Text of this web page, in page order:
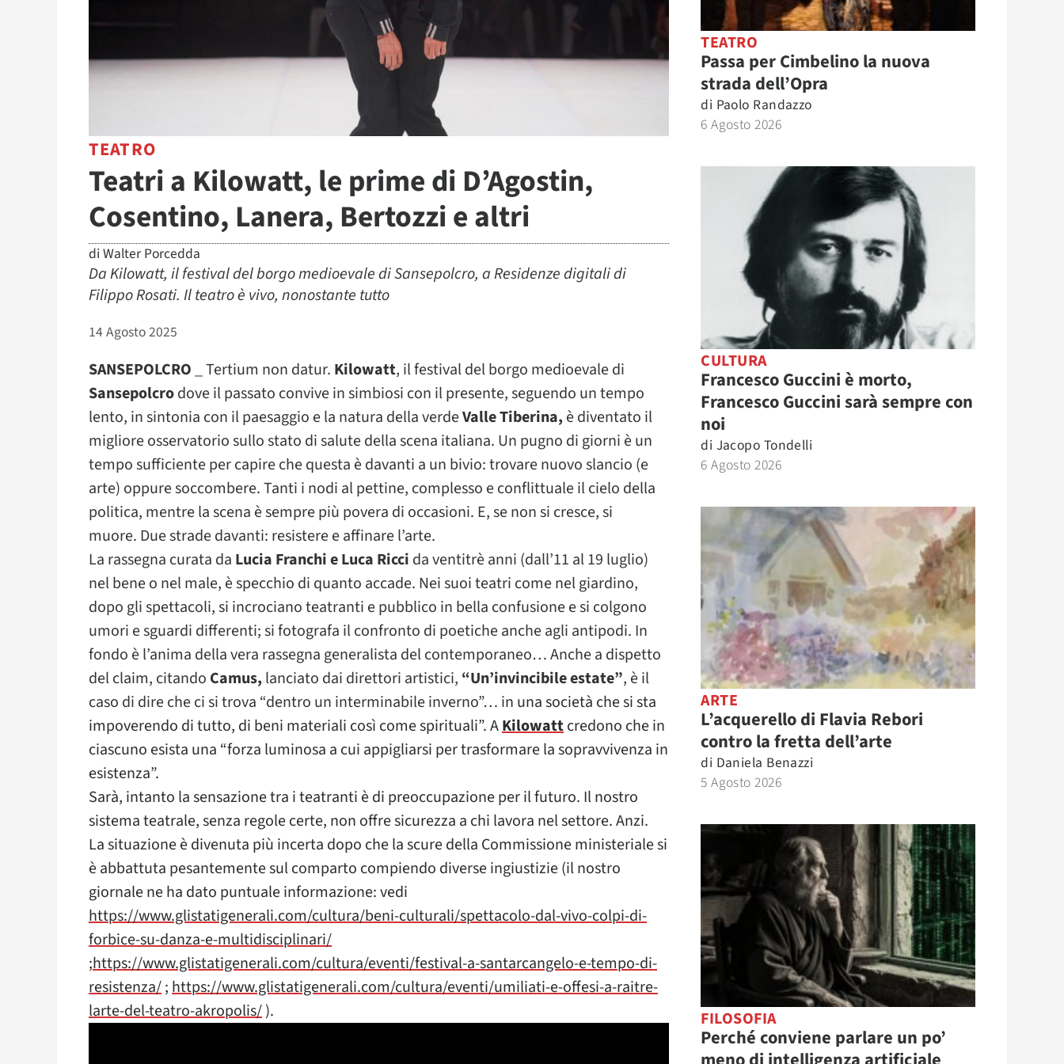
TEATRO
Teatri a Kilowatt, le prime di D’Agostin,
Cosentino, Lanera, Bertozzi e altri
di Walter Porcedda
Da Kilowatt, il festival del borgo medioevale di Sansepolcro, a Residenze digitali di
Filippo Rosati. Il teatro è vivo, nonostante tutto
14 Agosto 2025
SANSEPOLCRO_ Tertium non datur. Kilowatt, il festival del borgo medioevale di
Sansepolcrodove il passato convive in simbiosi con il presente, seguendo un tempo
lento, in sintonia con il paesaggio e la natura della verdeValle Tiberina, è diventato il
migliore osservatorio sullo stato di salute della scena italiana. Un pugno di giorni è un
tempo sufficiente per capire che questa è davanti a un bivio: trovare nuovo slancio (e
arte) oppure soccombere. Tanti i nodi al pettine, complesso e conflittuale il cielo della
politica, mentre la scena è sempre più povera di occasioni. E, se non si cresce, si
muore. Due strade davanti: resistere e affinare l’arte.
La rassegna curata da Lucia Franchi e Luca Ricci da ventitrè anni (dall’11 al 19 luglio)
nel bene o nel male, è specchio di quanto accade. Nei suoi teatri come nel giardino,
dopo gli spettacoli, si incrociano teatranti e pubblico in bella confusione e si colgono
umori e sguardi differenti; si fotografa il confronto di poetiche anche agli antipodi. In
fondo è l’anima della vera rassegna generalista del contemporaneo… Anche a dispetto
del claim, citando Camus, lanciato dai direttori artistici, “Un’invincibile estate”, è il
caso di dire che ci si trova “dentro un interminabile inverno”… in una società che si sta
impoverendo di tutto, di beni materiali così come spirituali”. AKilowattcredono che in
ciascuno esista una “forza luminosa a cui appigliarsi per trasformare la sopravvivenza in
esistenza”.
Sarà, intanto la sensazione tra i teatranti è di preoccupazione per il futuro. Il nostro
sistema teatrale, senza regole certe, non offre sicurezza a chi lavora nel settore. Anzi.
La situazione è divenuta più incerta dopo che la scure della Commissione ministeriale si
è abbattuta pesantemente sul comparto compiendo diverse ingiustizie (il nostro
giornale ne ha dato puntuale informazione: vedi
https://www.glistatigenerali.com/cultura/beni-culturali/spettacolo-dal-vivo-colpi-di-
forbice-su-danza-e-multidisciplinari/
;https://www.glistatigenerali.com/cultura/eventi/festival-a-santarcangelo-e-tempo-di-
resistenza/;https://www.glistatigenerali.com/cultura/eventi/umiliati-e-offesi-a-raitre-
larte-del-teatro-akropolis/).
TEATRO
Passa per Cimbelino la nuova
strada dell’Opra
di Paolo Randazzo
6 Agosto 2026
CULTURA
Francesco Guccini è morto,
Francesco Guccini sarà sempre con
noi
di Jacopo Tondelli
6 Agosto 2026
ARTE
L’acquerello di Flavia Rebori
contro la fretta dell’arte
di Daniela Benazzi
5 Agosto 2026
FILOSOFIA
Perché conviene parlare un po’